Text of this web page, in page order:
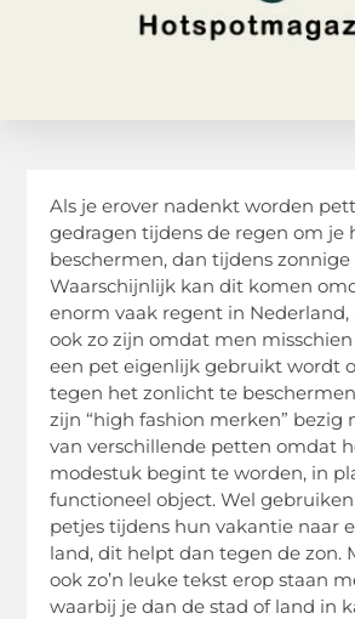
Als je erover nadenkt worden
gedragen tijdens de regen om je
beschermen, dan tijdens zonnige
Waarschijnlijk kan dit komen
enorm vaak regent in
ook zo zijn omdat men
een pet eigenlijk gebruikt wordt
tegen het zonlicht te
zijn “high fashion merken”
van verschillende petten omdat
modestuk begint te worden, in
functioneel object. Wel
petjes tijdens hun vakantie naar
land, dit helpt dan tegen de zon.
ook zo’n leuke tekst erop staan
waarbij je dan de stad of land in